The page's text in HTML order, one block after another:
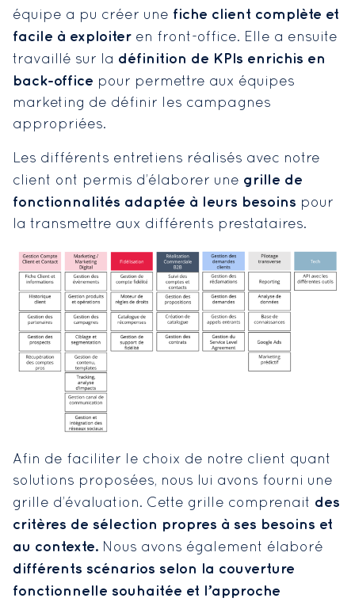
équipe a pu créer une fiche client complète et
facile à exploiter en front-office. Elle a ensuite
travaillé sur la définition de KPIs enrichis en
back-office pour permettre aux équipes
marketing de définir les campagnes
appropriées.
Les différents entretiens réalisés avec notre
client ont permis d’élaborer une grille de
fonctionnalités adaptée à leurs besoins pour
la transmettre aux différents prestataires.
Afin de faciliter le choix de notre client quant
solutions proposées, nous lui avons fourni une
grille d’évaluation. Cette grille comprenait des
critères de sélection propres à ses besoins et
au contexte. Nous avons également élaboré
différents scénarios selon la couverture
fonctionnelle souhaitée et l’approche